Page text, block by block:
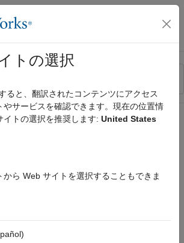
バス ナビゲーション メ
トの選択
ると、翻訳されたコンテンツにアクセス
やサービスを確認できます。現在の位置情
イトの選択を推奨します: United States
から Web サイトを選択することもできま